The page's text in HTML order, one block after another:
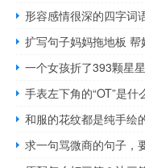
形容感情很深的四字词
扩写句子妈妈拖地板
一个女孩折了393颗星
手表左下角的“OT”是什
和服的花纹都是纯手绘
求一句骂微商的句子，